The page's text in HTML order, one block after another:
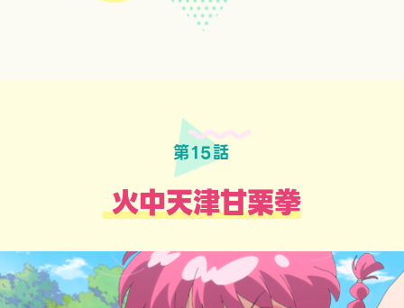
第15話
火中天津甘栗拳